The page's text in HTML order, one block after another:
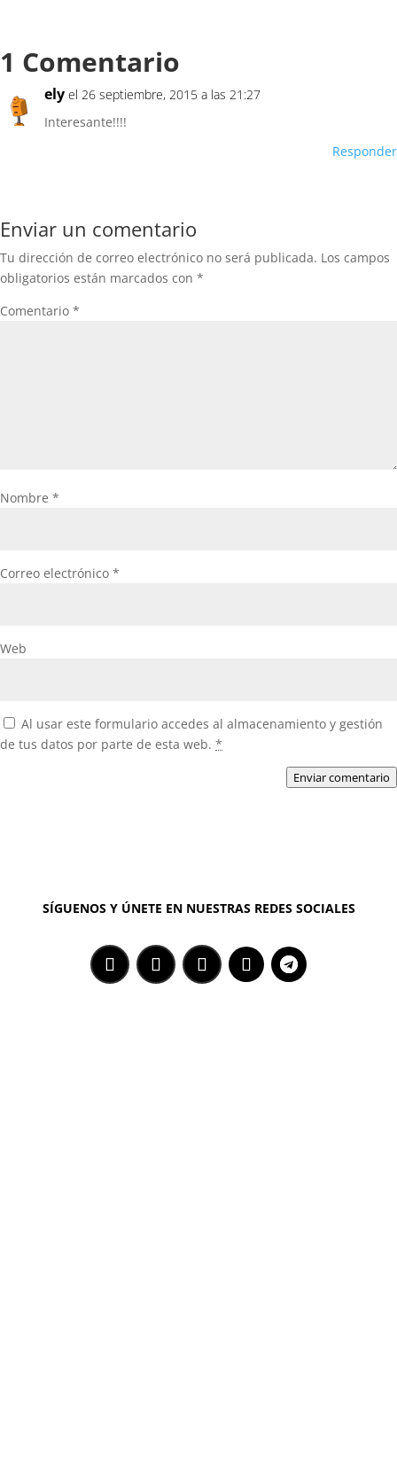
1 Comentario
ely el 26 septiembre, 2015 a las 21:27
Interesante!!!!
Responder
Enviar un comentario
Tu dirección de correo electrónico no será publicada. Los campos
obligatorios están marcados con *
Comentario *
Nombre *
Correo electrónico *
Web
Al usar este formulario accedes al almacenamiento y gestión
de tus datos por parte de esta web. *
Enviar comentario
SÍGUENOS Y ÚNETE EN NUESTRAS REDES SOCIALES